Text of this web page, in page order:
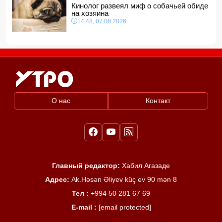
Кинолог развеял миф о собачьей обиде
на хозяина
14:48, 07.08.2026
О нас Контакт
Главный редактор: Хабил Агазаде
Адрес: Ak.Həsən Əliyev küç ev 90 mən 8
Тел : +994 50 281 67 69
E-mail : [email protected]